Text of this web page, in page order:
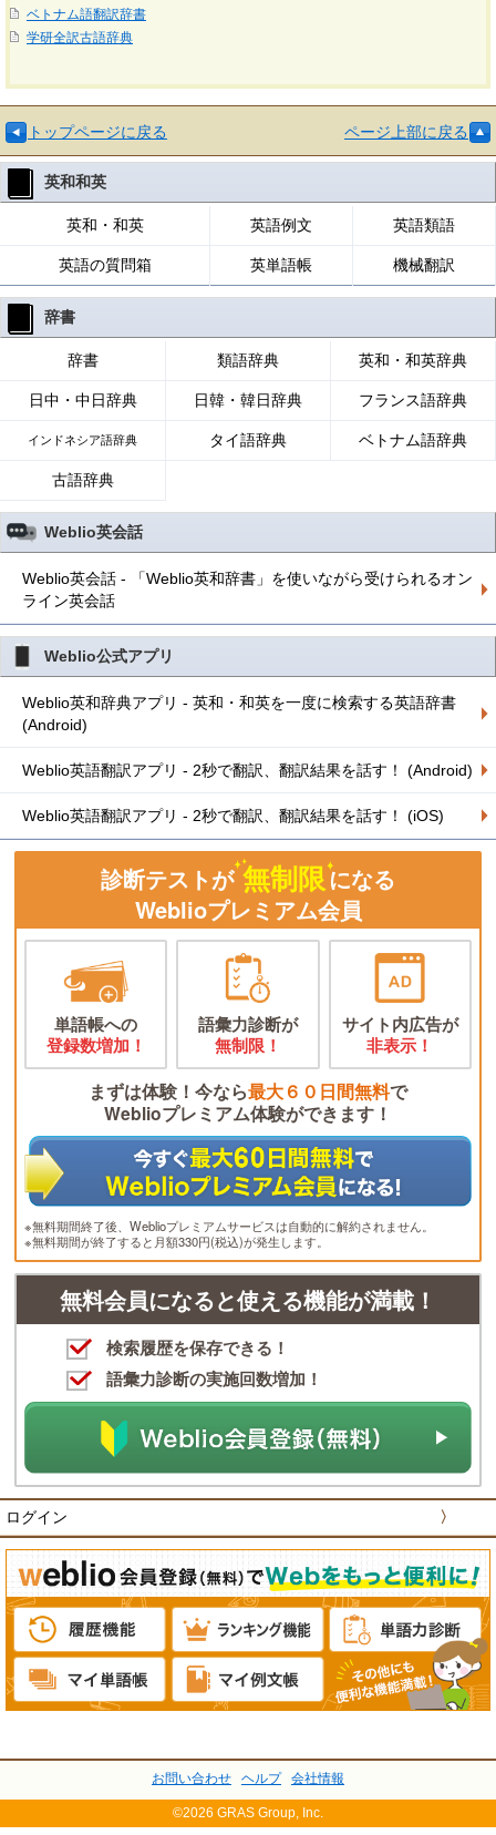
ベトナム語翻訳辞書
学研全訳古語辞典
トップページに戻る ページ上部に戻る
英和和英
英和・和英 英語例文 英語類語
英語の質問箱 英単語帳 機械翻訳
辞書
辞書 類語辞典 英和・和英辞典
日中・中日辞典 日韓・韓日辞典 フランス語辞典
インドネシア語辞典 タイ語辞典 ベトナム語辞典
古語辞典
Weblio英会話
Weblio英会話 - 「Weblio英和辞書」を使いながら受けられるオン
ライン英会話
Weblio公式アプリ
Weblio英和辞典アプリ - 英和・和英を一度に検索する英語辞書
(Android)
Weblio英語翻訳アプリ - 2秒で翻訳、翻訳結果を話す！ (Android)
Weblio英語翻訳アプリ - 2秒で翻訳、翻訳結果を話す！ (iOS)
診断テストが 無制限になる
Weblioプレミアム会員
単語帳への
登録数増加！
語彙力診断が
無制限！
サイト内広告が
非表示！
まずは体験！今なら最大６０日間無料で
Weblioプレミアム体験ができます！
※無料期間終了後、Weblioプレミアムサービスは自動的に解約されません。
※無料期間が終了すると月額330円(税込)が発生します。
無料会員になると使える機能が満載！
検索履歴を保存できる！
語彙力診断の実施回数増加！
ログイン 〉
お問い合わせ ヘルプ 会社情報
©2026 GRAS Group, Inc.